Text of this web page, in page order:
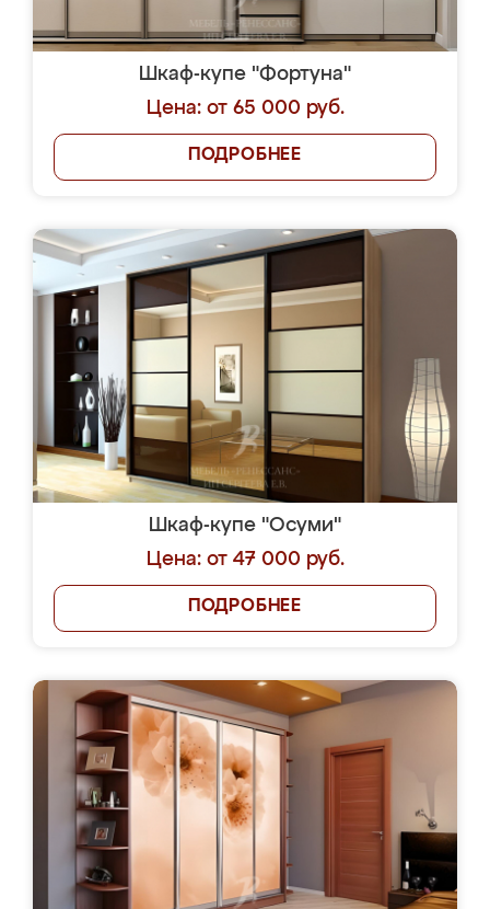
Шкаф-купе "Фортуна"
Цена: от 65 000 руб.
ПОДРОБНЕЕ
Шкаф-купе "Осуми"
Цена: от 47 000 руб.
ПОДРОБНЕЕ